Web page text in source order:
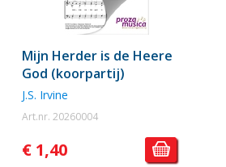
Mijn Herder is de Heere
God (koorpartij)
J.S. Irvine
Art.nr. 20260004
€ 1,40